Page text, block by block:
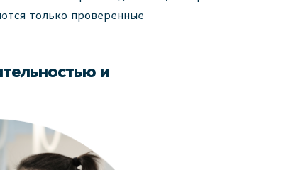
только проверенные
и